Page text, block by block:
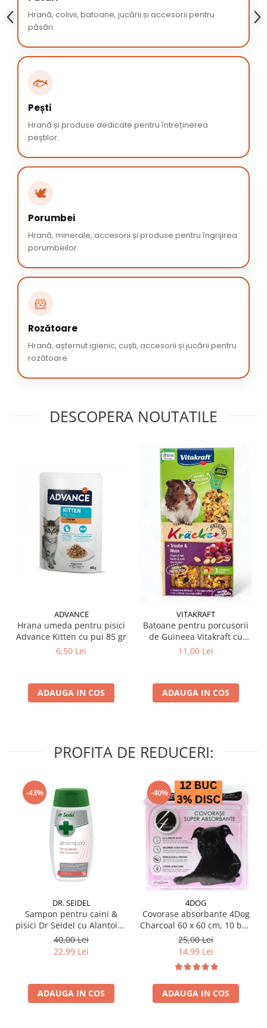
Hrană, colivii, batoane, jucării și accesorii pentru
păsări.
🐟
Pești
Hrană și produse dedicate pentru întreținerea
peștilor.
🕊️
Porumbei
Hrană, minerale, accesorii și produse pentru îngrijirea
porumbeilor.
🐹
Rozătoare
Hrană, așternut igienic, cuști, accesorii și jucării pentru
rozătoare.
DESCOPERA NOUTATILE
ADVANCE
Hrana umeda pentru pisici
Advance Kitten cu pui 85 gr
6,50 Lei
ADAUGA IN COS
VITAKRAFT
Batoane pentru porcusorii
de Guineea Vitakraft cu
struguri & nuci 2 buc
11,00 Lei
ADAUGA IN COS
PROFITA DE REDUCERI:
-43%
DR. SEIDEL
Sampon pentru caini &
pisici Dr Seidel cu Alantoina
220 ml
40,00 Lei
22,99 Lei
ADAUGA IN COS
-40%
4DOG
Covorase absorbante 4Dog
Charcoal 60 x 60 cm, 10 buc
/ pachet
25,00 Lei
14,99 Lei
ADAUGA IN COS